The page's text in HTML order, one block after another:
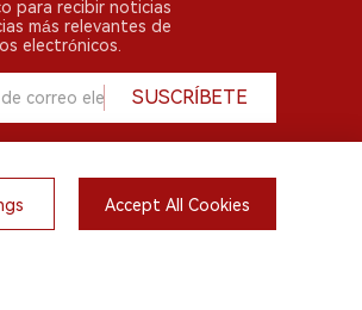
para recibir noticias
más relevantes de
electrónicos.
SUSCRÍBETE
Accept All Cookies